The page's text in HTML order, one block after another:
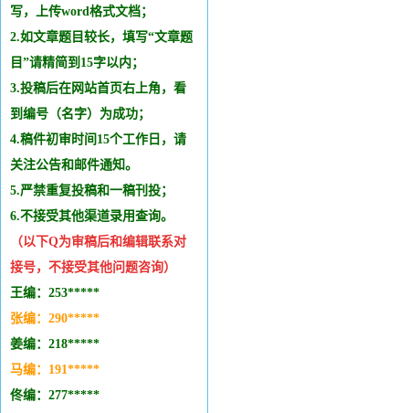
写，上传word格式文档；
2.如文章题目较长，填写“文章题
目”请精简到15字以内；
3.投稿后在网站首页右上角，看
到编号（名字）为成功；
4.稿件初审时间15个工作日，请
关注公告和邮件通知。
5.严禁重复投稿和一稿刊投；
6.不接受其他渠道录用查询。
（以下Q为审稿后和编辑联系对
接号，不接受其他问题咨询）
王编：253*****
张编：290*****
姜编：218*****
马编：191*****
佟编：277*****